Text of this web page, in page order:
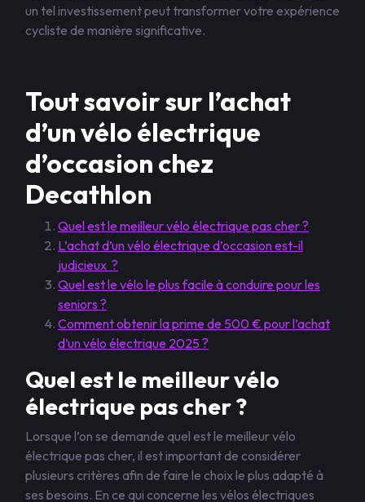
un tel investissement peut transformer votre expérience
cycliste de manière significative.
Tout savoir sur l’achat
d’un vélo électrique
d’occasion chez
Decathlon
Quel est le meilleur vélo électrique pas cher ?
L’achat d’un vélo électrique d’occasion est-il
judicieux ?
Quel est le vélo le plus facile à conduire pour les
seniors ?
Comment obtenir la prime de 500 € pour l’achat
d’un vélo électrique 2025 ?
Quel est le meilleur vélo
électrique pas cher ?
Lorsque l’on se demande quel est le meilleur vélo
électrique pas cher, il est important de considérer
plusieurs critères afin de faire le choix le plus adapté à
ses besoins. En ce qui concerne les vélos électriques